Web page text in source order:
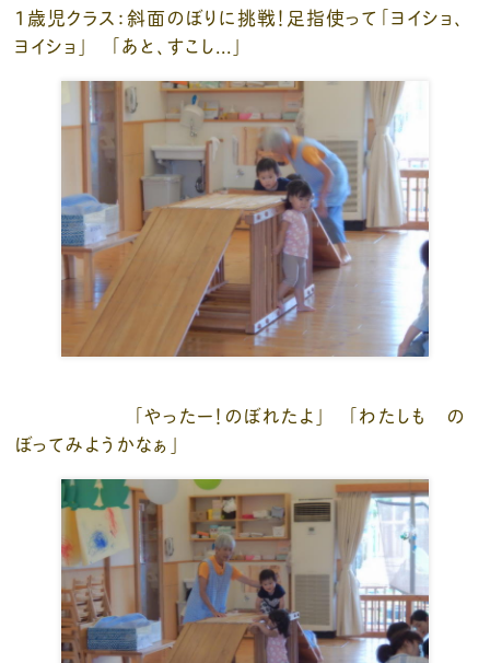
１歳児クラス：斜面のぼりに挑戦！足指使って「ヨイショ、
ヨイショ」 「あと、すこし...」
「やったー！のぼれたよ」 「わたしも の
ぼってみようかなぁ」